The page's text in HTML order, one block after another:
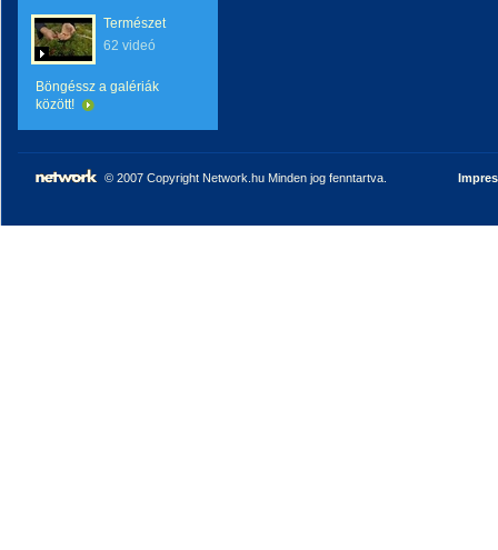
Természet
62 videó
Böngéssz a galériák
között!
© 2007 Copyright Network.hu Minden jog fenntartva.